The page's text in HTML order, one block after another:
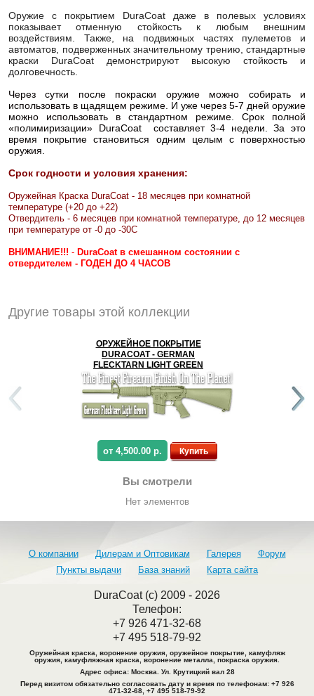
Оружие с покрытием DuraCoat даже в полевых условиях
показывает отменную стойкость к любым внешним
воздействиям. Также, на подвижных частях пулеметов и
автоматов, подверженных значительному трению, стандартные
краски DuraCoat демонстрируют высокую стойкость и
долговечность.
Через сутки после покраски оружие можно собирать и
использовать в щадящем режиме. И уже через 5-7 дней оружие
можно использовать в стандартном режиме. Срок полной
«полимиризации» DuraCoat составляет 3-4 недели. За это
время покрытие становиться одним целым с поверхностью
оружия.
Срок годности и условия хранения:
Оружейная Краска DuraCoat - 18 месяцев при комнатной
температуре (+20 до +22)
Отвердитель - 6 месяцев при комнатной температуре, до 12 месяцев
при температуре от -0 до -30С
ВНИМАНИЕ!!! - DuraCoat в смешанном состоянии с
отвердителем - ГОДЕН ДО 4 ЧАСОВ
Другие товары этой коллекции
ОРУЖЕЙНОЕ ПОКРЫТИЕ
DURACOAT - GERMAN
FLECKTARN LIGHT GREEN
от 4,500.00 р. Купить
Вы смотрели
Нет элементов
О компании Дилерам и Оптовикам Галерея
Форум
Пункты выдачи
База знаний Карта сайта
DuraCoat (c) 2009 - 2026
Телефон:
+7 926 471-32-68
+7 495 518-79-92
Оружейная краска, воронение оружия, оружейное покрытие, камуфляж
оружия, камуфляжная краска, воронение металла, покраска оружия.
Адрес офиса: Москва. Ул. Крутицкий вал 28
Перед визитом обязательно согласовать дату и время по телефонам: +7 926
471-32-68, +7 495 518-79-92